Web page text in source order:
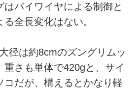
はバイワイヤによる制御と
全長変化はない。
径は約8cmのズングリムッ
重さも単体で420gと、サイ
コだが、構えるとかなり軽